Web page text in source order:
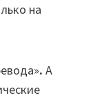
на
. А